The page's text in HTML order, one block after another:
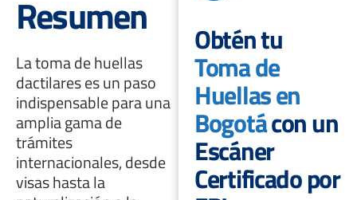
Resumen
La toma de huellas
dactilares es un paso
indispensable para una
amplia gama de
trámites
internacionales, desde
visas hasta la
Obtén tu
Toma de
Huellas en
Bogotácon un
Escáner
Certificado por